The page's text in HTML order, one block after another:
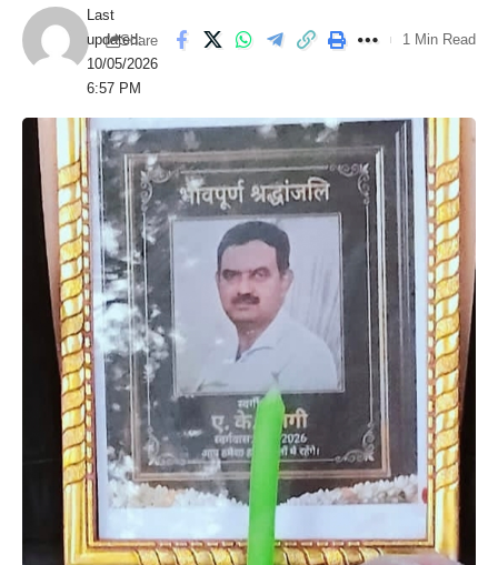
Last
updated:
10/05/2026
6:57 PM
Share 1 Min Read